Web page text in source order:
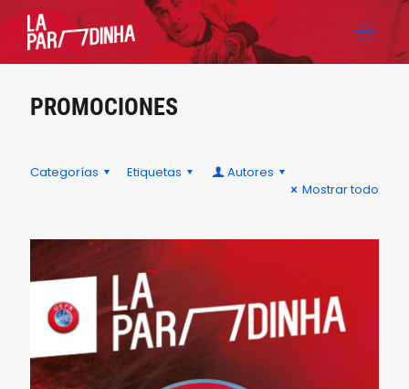
PROMOCIONES
Categorías Etiquetas
Autores
Mostrar todo